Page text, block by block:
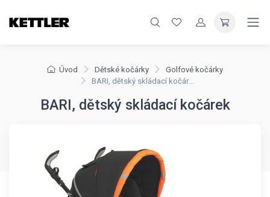
Úvod Dětské kočárky
Golfové kočárky
BARI, dětský skládací kočárek
BARI, dětský skládací kočárek